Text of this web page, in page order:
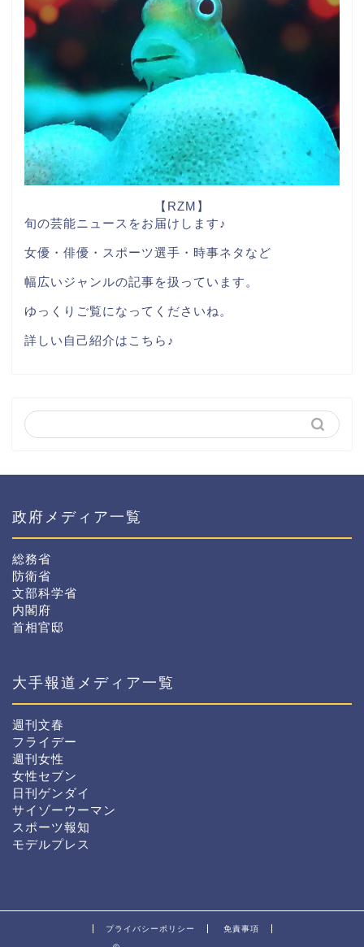
【RZM】
旬の芸能ニュースをお届けします♪
女優・俳優・スポーツ選手・時事ネタなど
幅広いジャンルの記事を扱っています。
ゆっくりご覧になってくださいね。
詳しい自己紹介はこちら♪
政府メディア一覧
総務省
防衛省
文部科学省
内閣府
首相官邸
大手報道メディア一覧
週刊文春
フライデー
週刊女性
女性セブン
日刊ゲンダイ
サイゾーウーマン
スポーツ報知
モデルプレス
プライバシーポリシー 免責事項